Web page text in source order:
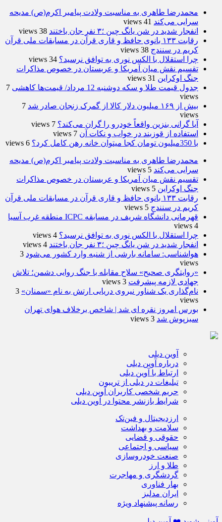
محمدرضا طاهری به مناسبت ولادت پیامبر اکرم(ص) مدیحه
سرایی می‌کند 41 views
انفجار شدید در شن یانگ چین ؛۳ نفر جان باختند
38 views
رقابت ۱۳۳ بانوی حافظ و قاری قرآن در مسابقات ملی قرآن
کریم در سنندج 38 views
چرا استقلال با الکس نوری به توافق نرسید؟ 34 views
تقسیم نقش میان آمریکا و عربستان در خصوص مذاکرات
جنگ اوکراین 31 views
جدول قیمت طلا و سکه دوشنبه 12 مرداد/ قیمت‌ها کاهشی
7
views
بیش از ۱۶۹ میلیون دلار کالا از گمرک زنجان صادر شد
7
views
آیا گرانی بنزین واقعاً خودرو را گران می‌کند؟ 7 views
استفاده از قوزبند در خواب و نکات آن 7 views
با 350میلیون تومان کجا میتوان خانه رهن کامل کرد؟
6 views
محمدرضا طاهری به مناسبت ولادت پیامبر اکرم(ص) مدیحه
سرایی می‌کند 5 views
تقسیم نقش میان آمریکا و عربستان در خصوص مذاکرات
جنگ اوکراین 5 views
رقابت ۱۳۳ بانوی حافظ و قاری قرآن در مسابقات ملی قرآن
کریم در سنندج 5 views
قهرمانی دانشگاه شریف در مسابقه ICPC منطقه غرب آسیا
4 views
چرا استقلال با الکس نوری به توافق نرسید؟ 4 views
انفجار شدید در شن یانگ چین ؛۳ نفر جان باختند
4 views
هواشناسی: سامانه بارشی از شنبه وارد کشور می‌شود 3
views
«روایتگری صحیح» سلاح مقابله با جنگ روایی دشمن؛ تلاش
جهادی لازمه پیشرفت 3 views
نام‌گذاری یک شناور نیروی دریایی ارتش به نام «سمنان» 3
views
بورس امروز نقره ای شد | شاخص برخلاف هوای تهران
سبزپوش شد 3 views
آوین دیلی
درباره آوین دیلی
ارتباط با آوین دیلی
تبلیغات در دیلی از تریبون
حریم شخصی کاربران آوین دیلی
شرایط بازنشر محتوا در آوین دیلی
ارزدیجیتال و فین‌تک
سلامت و بهداشت
حقوقی و قضایی
سیاسی و اجتماعی
صنعت خودروسازی
طلا و ارز
گردشگری و مهاجرت
بهار فناوری
ایران مدلبز
رسانه پیشنهاد ویژه